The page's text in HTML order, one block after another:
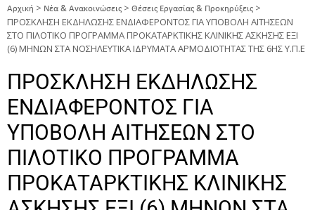
Αρχική > Νέα & Ανακοινώσεις > Θέσεις Εργασίας & Προκηρύξεις >
ΠΡΟΣΚΛΗΣΗ ΕΚΔΗΛΩΣΗΣ ΕΝΔΙΑΦΕΡΟΝΤΟΣ ΓΙΑ ΥΠΟΒΟΛΗ ΑΙΤΗΣΕΩΝ
ΣΤΟ ΠΙΛΟΤΙΚΟ ΠΡΟΓΡΑΜΜΑ ΠΡΟΚΑΤΑΡΚΤΙΚΗΣ ΚΛΙΝΙΚΗΣ ΑΣΚΗΣΗΣ ΕΞΙ
(6) ΜΗΝΩΝ ΣΤΑ ΝΟΣΗΛΕΥΤΙΚΑ ΙΔΡΥΜΑΤΑ ΑΡΜΟΔΙΟΤΗΤΑΣ ΤΗΣ 6ΗΣ Υ.Π.Ε
ΠΡΟΣΚΛΗΣΗ ΕΚΔΗΛΩΣΗΣ
ΕΝΔΙΑΦΕΡΟΝΤΟΣ ΓΙΑ
ΥΠΟΒΟΛΗ ΑΙΤΗΣΕΩΝ ΣΤΟ
ΠΙΛΟΤΙΚΟ ΠΡΟΓΡΑΜΜΑ
ΠΡΟΚΑΤΑΡΚΤΙΚΗΣ ΚΛΙΝΙΚΗΣ